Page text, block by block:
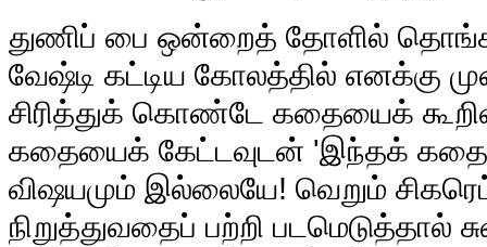
துணிப் பை ஒன்றைத் தோளில்
வேஷ்டி கட்டிய கோலத்தில் எனக்கு
சிரித்துக் கொண்டே கதையைக்
கதையைக் கேட்டவுடன் 'இந்தக்
விஷயமும் இல்லையே! வெறும் சிகரெட்
நிறுத்துவதைப் பற்றி படமெடுத்தால்